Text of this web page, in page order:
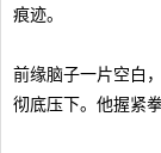
痕迹。
前缘脑子一片空白
彻底压下。他握紧